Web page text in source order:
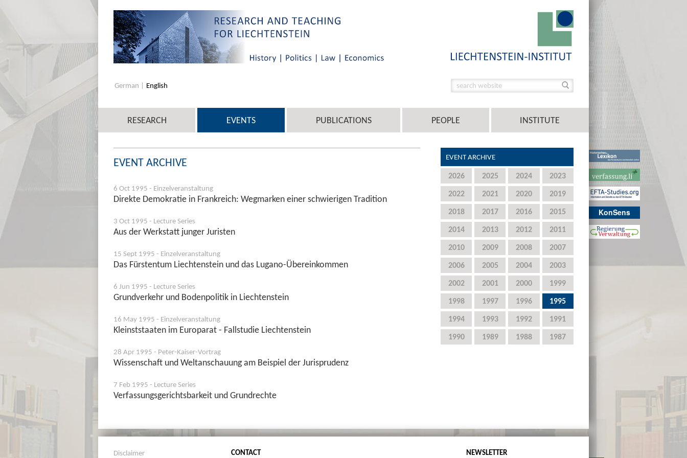
KonSens
German English
RESEARCH EVENTS PUBLICATIONS PEOPLE INSTITUTE
EVENT ARCHIVE
6 Oct 1995 - Einzelveranstaltung
Direkte Demokratie in Frankreich: Wegmarken einer schwierigen Tradition
3 Oct 1995 - Lecture Series
Aus der Werkstatt junger Juristen
15 Sept 1995 - Einzelveranstaltung
Das Fürstentum Liechtenstein und das Lugano-Übereinkommen
6 Jun 1995 - Lecture Series
Grundverkehr und Bodenpolitik in Liechtenstein
16 May 1995 - Einzelveranstaltung
Kleinststaaten im Europarat - Fallstudie Liechtenstein
28 Apr 1995 - Peter-Kaiser-Vortrag
Wissenschaft und Weltanschauung am Beispiel der Jurisprudenz
7 Feb 1995 - Lecture Series
Verfassungsgerichtsbarkeit und Grundrechte
EVENT ARCHIVE
2026 2025 2024
2023
2022
2021 2020
2019
2018
2017 2016
2015
2014
2013 2012
2011
2010
2009 2008
2007
2006
2005 2004
2003
2002
2001 2000
1999
1998
1997 1996
1995
1994
1993 1992
1991
1990
1989 1988 1987
Disclaimer CONTACT NEWSLETTER